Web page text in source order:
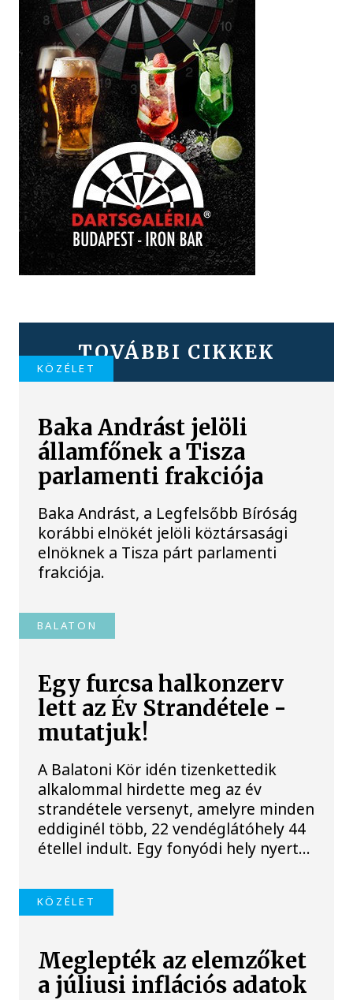
TOVÁBBI CIKKEK
KÖZÉLET
Baka Andrást jelöli
államfőnek a Tisza
parlamenti frakciója
Baka Andrást, a Legfelsőbb Bíróság
korábbi elnökét jelöli köztársasági
elnöknek a Tisza párt parlamenti
frakciója.
BALATON
Egy furcsa halkonzerv
lett az Év Strandétele -
mutatjuk!
A Balatoni Kör idén tizenkettedik
alkalommal hirdette meg az év
strandétele versenyt, amelyre minden
eddiginél több, 22 vendéglátóhely 44
étellel indult. Egy fonyódi hely nyert...
KÖZÉLET
Meglepték az elemzőket
a júliusi inflációs adatok